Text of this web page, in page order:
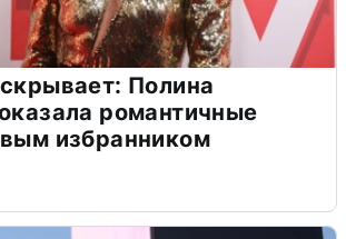
Полина
романтичные
избранником